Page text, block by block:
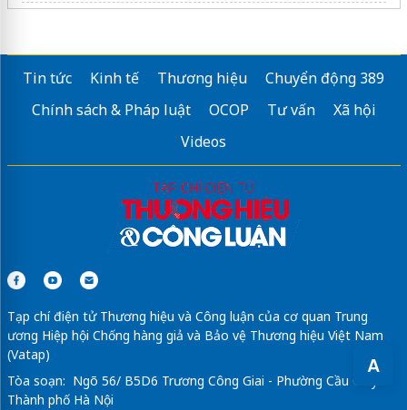
A
Căn hộThe Centro Cần Giờ
Thông tin dự ánVinhomes Global Gate Hạ Longchủ đầu tư
dự án sungroup bắc ninh
Casamia Balanca Hội An cho thuê
thi công khách sạnchuyên nghiệp
Tin tức Kinh tế Thương hiệu
Chuyển động 389
Chính sách & Pháp luật
OCOP Tư vấn
Xã hội
Videos
Tạp chí điện tử Thương hiệu và Công luận của cơ quan Trung
ương Hiệp hội Chống hàng giả và Bảo vệ Thương hiệu Việt Nam
(Vatap)
Tòa soạn: Ngõ 56/ B5D6 Trương Công Giai - Phường Cầu Giấy -
Thành phố Hà Nội